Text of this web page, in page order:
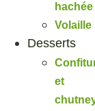
hachée
Volaille
Desserts
et